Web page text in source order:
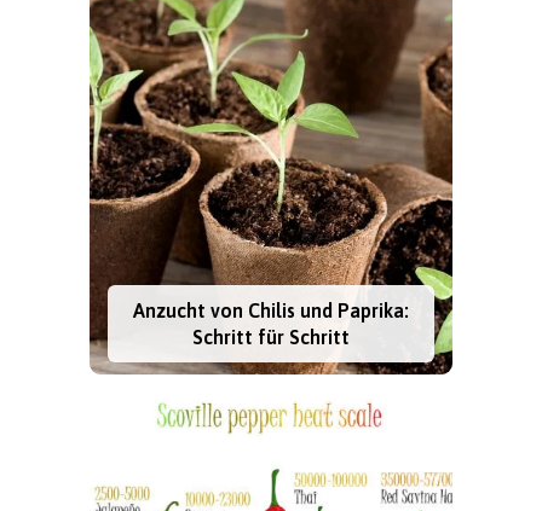
Anzucht von Chilis und Paprika:
Schritt für Schritt